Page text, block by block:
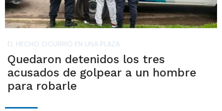
EL HECHO OCURRIÓ EN UNA PLAZA
Quedaron detenidos los tres
acusados de golpear a un hombre
para robarle